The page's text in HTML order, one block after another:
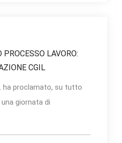
LAVORO:
CGIL
ha proclamato, su tutto
giornata di